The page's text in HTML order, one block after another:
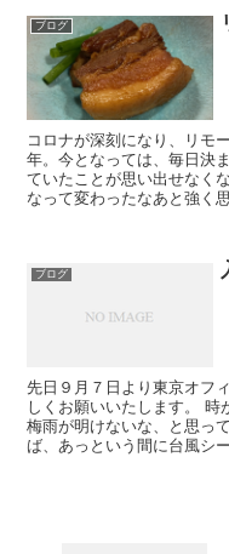
ブログ
コロナが深刻になり、リモ
年。今となっては、毎日決
ていたことが思い出せなく
なって変わったなあと強く
ブログ
先日９月７日より東京オフ
しくお願いいたします。
梅雨が明けないな、と思っ
ば、あっという間に台風シ